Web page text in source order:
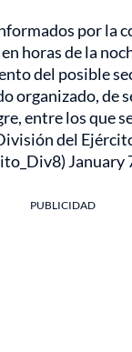
por la
horas de la
del posible
organizado, de
entre los que
del
January
PUBLICIDAD